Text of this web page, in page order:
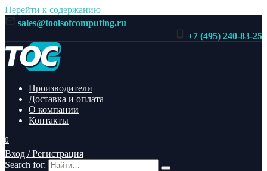
Перейти к содержанию
sales@toolsofcomputing.ru
+7 (495) 240-83-25
Производители
Доставка и оплата
О компании
Контакты
0
Вход / Регистрация
Search for: